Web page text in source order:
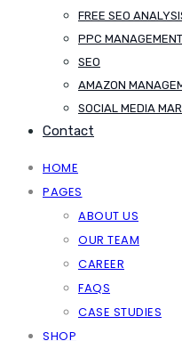
FREE SEO
PPC MANAGEMENT
SEO
AMAZON
SOCIAL MEDIA
Contact
HOME
PAGES
ABOUT US
OUR TEAM
CAREER
FAQS
CASE STUDIES
SHOP